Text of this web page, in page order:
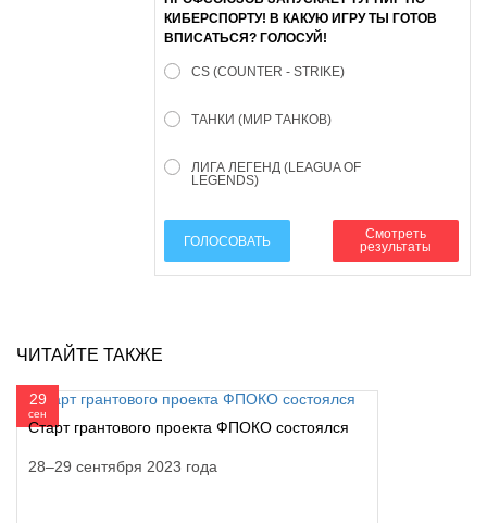
КИБЕРСПОРТУ! В КАКУЮ ИГРУ ТЫ ГОТОВ
ВПИСАТЬСЯ? ГОЛОСУЙ!
CS (COUNTER - STRIKE)
ТАНКИ (МИР ТАНКОВ)
ЛИГА ЛЕГЕНД (LEAGUA OF
LEGENDS)
ГОЛОСОВАТЬ
Смотреть
результаты
ЧИТАЙТЕ ТАКЖЕ
29
сен
Старт грантового проекта ФПОКО состоялся
28–29 сентября 2023 года